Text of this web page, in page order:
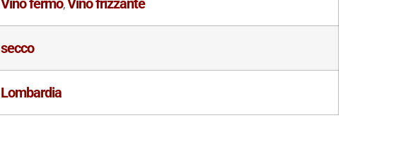
Vino fermo,Vino frizzante
secco
Lombardia